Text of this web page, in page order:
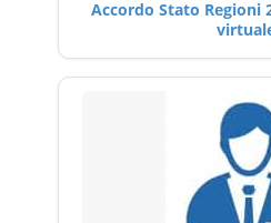
Accordo Stato Regioni